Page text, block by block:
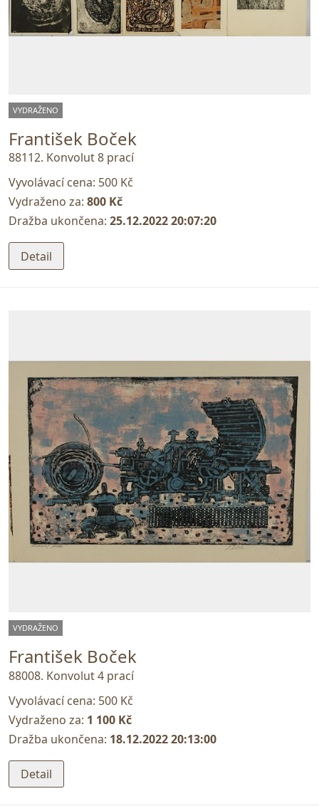
VYDRAŽENO
František Boček
88112. Konvolut 8 prací
Vyvolávací cena: 500 Kč
Vydraženo za: 800 Kč
Dražba ukončena: 25.12.2022 20:07:20
Detail
VYDRAŽENO
František Boček
88008. Konvolut 4 prací
Vyvolávací cena: 500 Kč
Vydraženo za: 1 100 Kč
Dražba ukončena: 18.12.2022 20:13:00
Detail